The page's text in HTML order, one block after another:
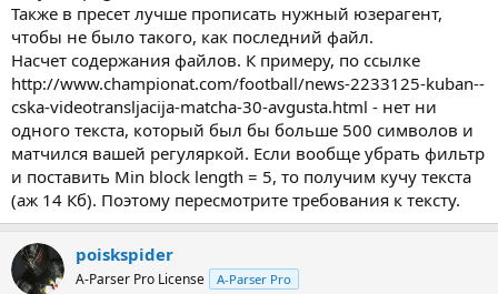
Также в пресет лучше прописать нужный юзерагент,
чтобы не было такого, как последний файл.
Насчет содержания файлов. К примеру, по ссылке
http://www.championat.com/football/news-2233125-kuban--
cska-videotransljacija-matcha-30-avgusta.html - нет ни
одного текста, который был бы больше 500 символов и
матчился вашей регуляркой. Если вообще убрать фильтр
и поставить Min block length = 5, то получим кучу текста
(аж 14 Кб). Поэтому пересмотрите требования к тексту.
poiskspider
A-Parser Pro License A-Parser Pro